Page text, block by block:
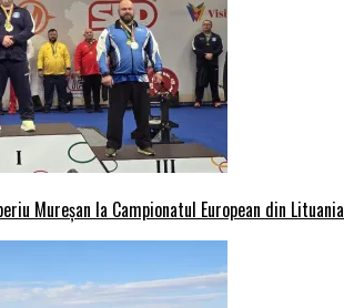
Mureșan la Campionatul European din Lituania